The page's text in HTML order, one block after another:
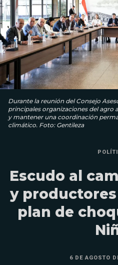
Durante la reunión del Consejo
principales organizaciones del agro
y mantener una coordinación
climático. Foto: Gentileza
Escudo al
y
plan de
6 DE AGOSTO